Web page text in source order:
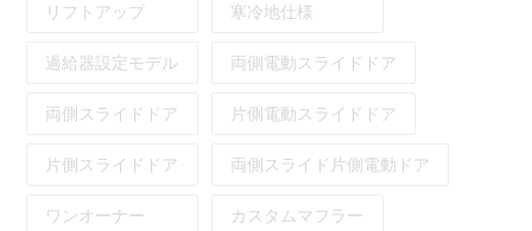
リフトアップ 寒冷地仕様
過給器設定モデル 両側電動スライドドア
両側スライドドア 片側電動スライドドア
片側スライドドア 両側スライド片側電動ドア
ワンオーナー カスタムマフラー